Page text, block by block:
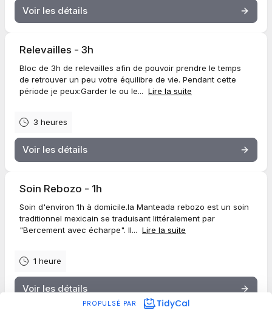
Voir les détails
Relevailles - 3h
Bloc de 3h de relevailles afin de pouvoir prendre le temps
de retrouver un peu votre équilibre de vie. Pendant cette
période je peux:Garder le ou le... Lire la suite
3 heures
Voir les détails
Soin Rebozo - 1h
Soin d'environ 1h à domicile.​la Manteada rebozo est un soin
traditionnel mexicain se traduisant littéralement par
"Bercement avec écharpe". Il... Lire la suite
1 heure
Voir les détails
PROPULSÉ PAR